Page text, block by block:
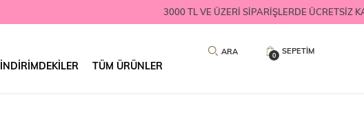
3000 TL VE ÜZERİ SİPARİŞLERDE
SEPETIM
0
İNDIRIMDEKILER TÜM ÜRÜNLER